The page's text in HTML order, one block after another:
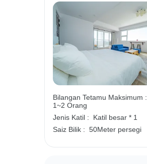
Bilangan Tetamu Maksimum :
1~2 Orang
Jenis Katil :
Katil besar * 1
Saiz Bilik : 50Meter persegi